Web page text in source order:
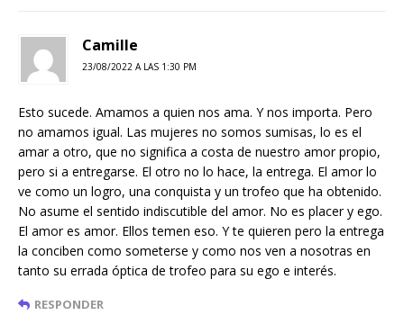
Camille
23/08/2022 A LAS 1:30 PM
Esto sucede. Amamos a quien nos ama. Y nos importa. Pero
no amamos igual. Las mujeres no somos sumisas, lo es el
amar a otro, que no significa a costa de nuestro amor propio,
pero si a entregarse. El otro no lo hace, la entrega. El amor lo
ve como un logro, una conquista y un trofeo que ha obtenido.
No asume el sentido indiscutible del amor. No es placer y ego.
El amor es amor. Ellos temen eso. Y te quieren pero la entrega
la conciben como someterse y como nos ven a nosotras en
tanto su errada óptica de trofeo para su ego e interés.
RESPONDER